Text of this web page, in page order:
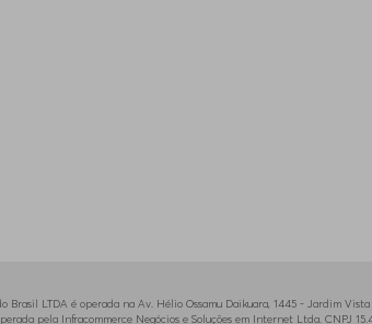
Brasil LTDA é operada na Av. Hélio Ossamu Daikuara, 1445 - Jardim
pela Infracommerce Negócios e Soluções em Internet Ltda. CNPJ